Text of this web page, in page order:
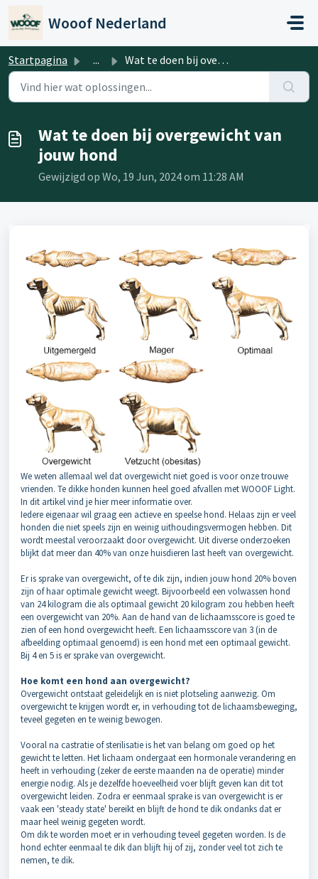
Wooof Nederland
Startpagina ... Wat te doen bij overgewicht van jouw hond
Wat te doen bij overgewicht van
jouw hond
Gewijzigd op Wo, 19 Jun, 2024 om 11:28 AM
We weten allemaal wel dat overgewicht niet goed is voor onze trouwe
vrienden. Te dikke honden kunnen heel goed afvallen met WOOOF Light.
In dit artikel vind je hier meer informatie over.
Iedere eigenaar wil graag een actieve en speelse hond. Helaas zijn er veel
honden die niet speels zijn en weinig uithoudingsvermogen hebben. Dit
wordt meestal veroorzaakt door overgewicht. Uit diverse onderzoeken
blijkt dat meer dan 40% van onze huisdieren last heeft van overgewicht.
Er is sprake van overgewicht, of te dik zijn, indien jouw hond 20% boven
zijn of haar optimale gewicht weegt. Bijvoorbeeld een volwassen hond
van 24 kilogram die als optimaal gewicht 20 kilogram zou hebben heeft
een overgewicht van 20%. Aan de hand van de lichaamsscore is goed te
zien of een hond overgewicht heeft. Een lichaamsscore van 3 (in de
afbeelding optimaal genoemd) is een hond met een optimaal gewicht.
Bij 4 en 5 is er sprake van overgewicht.
Hoe komt een hond aan overgewicht?
Overgewicht ontstaat geleidelijk en is niet plotseling aanwezig. Om
overgewicht te krijgen wordt er, in verhouding tot de lichaamsbeweging,
teveel gegeten en te weinig bewogen.
Vooral na castratie of sterilisatie is het van belang om goed op het
gewicht te letten. Het lichaam ondergaat een hormonale verandering en
heeft in verhouding (zeker de eerste maanden na de operatie) minder
energie nodig. Als je dezelfde hoeveelheid voer blijft geven kan dit tot
overgewicht leiden. Zodra er eenmaal sprake is van overgewicht is er
vaak een 'steady state' bereikt en blijft de hond te dik ondanks dat er
maar heel weinig gegeten wordt.
Om dik te worden moet er in verhouding teveel gegeten worden. Is de
hond echter eenmaal te dik dan blijft hij of zij, zonder veel tot zich te
nemen, te dik.